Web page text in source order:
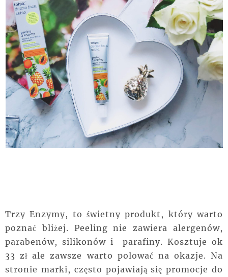
Trzy Enzymy, to świetny produkt, który warto
poznać bliżej. Peeling nie zawiera alergenów,
parabenów, silikonów i parafiny. Kosztuje ok
33 zł ale zawsze warto polować na okazje. Na
stronie marki, często pojawiają się promocje do